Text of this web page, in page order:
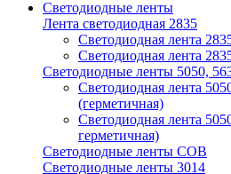
Светодиодные ленты
Лента светодиодная 2835
Светодиодная лента
Светодиодная лента
Светодиодные ленты 5050,
Светодиодная лента
(герметичная)
Светодиодная лента
герметичная)
Светодиодные ленты COB
Светодиодные ленты 3014